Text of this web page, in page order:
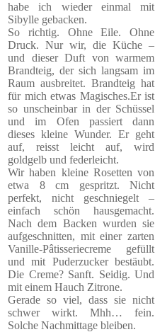
habe ich wieder einmal mit
Sibylle gebacken.
So richtig. Ohne Eile. Ohne
Druck. Nur wir, die Küche –
und dieser Duft von warmem
Brandteig, der sich langsam im
Raum ausbreitet. Brandteig hat
für mich etwas Magisches.Er ist
so unscheinbar in der Schüssel
und im Ofen passiert dann
dieses kleine Wunder. Er geht
auf, reisst leicht auf, wird
goldgelb und federleicht.
Wir haben kleine Rosetten von
etwa 8 cm gespritzt. Nicht
perfekt, nicht geschniegelt –
einfach schön hausgemacht.
Nach dem Backen wurden sie
aufgeschnitten, mit einer zarten
Vanille-Pâtisseriecreme gefüllt
und mit Puderzucker bestäubt.
Die Creme? Sanft. Seidig. Und
mit einem Hauch Zitrone.
Gerade so viel, dass sie nicht
schwer wirkt. Mhh… fein.
Solche Nachmittage bleiben.